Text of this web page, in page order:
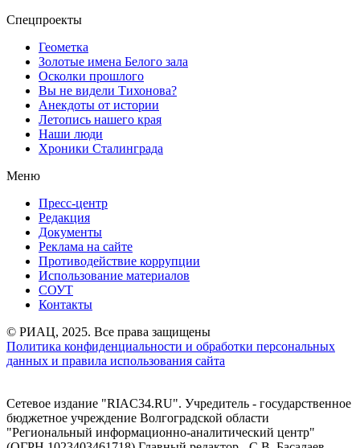
Спецпроекты
Геометка
Золотые имена Белого зала
Осколки прошлого
Вы не видели Тихонова?
Анекдоты от истории
Летопись нашего края
Наши люди
Хроники Сталинграда
Меню
Пресс-центр
Редакция
Документы
Реклама на сайте
Противодействие коррупции
Использование материалов
СОУТ
Контакты
© РИАЦ, 2025. Все права защищены
Политика конфиденциальности и обработки персональных
данных и правила использования сайта
Сетевое издание "RIAC34.RU". Учредитель - государственное
бюджетное учреждение Волгоградской области
"Региональный информационно-аналитический центр"